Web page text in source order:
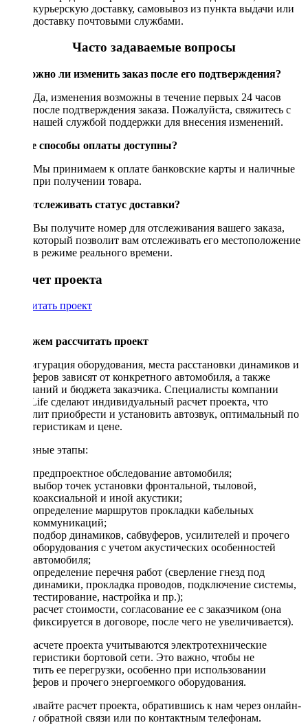
курьерскую доставку, самовывоз из пункта выдачи или
доставку почтовыми службами.
Часто задаваемые вопросы
Возможно ли изменить заказ после его подтверждения?
Да, изменения возможны в течение первых 24 часов
после подтверждения заказа. Пожалуйста, свяжитесь с
нашей службой поддержки для внесения изменений.
Какие способы оплаты доступны?
Мы принимаем к оплате банковские карты и наличные
при получении товара.
Как отслеживать статус доставки?
Вы получите номер для отслеживания вашего заказа,
который позволит вам отслеживать его местоположение
в режиме реального времени.
Рассчет проекта
Рассчитать проект
Поможем рассчитать проект
Конфигурация оборудования, места расстановки динамиков и
сабвуферов зависят от конкретного автомобиля, а также
пожеланий и бюджета заказчика. Специалисты компании
DriveLife сделают индивидуальный расчет проекта, что
позволит приобрести и установить автозвук, оптимальный по
характеристикам и цене.
Основные этапы:
предпроектное обследование автомобиля;
выбор точек установки фронтальной, тыловой,
коаксиальной и иной акустики;
определение маршрутов прокладки кабельных
коммуникаций;
подбор динамиков, сабвуферов, усилителей и прочего
оборудования с учетом акустических особенностей
автомобиля;
определение перечня работ (сверление гнезд под
динамики, прокладка проводов, подключение системы,
тестирование, настройка и пр.);
расчет стоимости, согласование ее с заказчиком (она
фиксируется в договоре, после чего не увеличивается).
При расчете проекта учитываются электротехнические
характеристики бортовой сети. Это важно, чтобы не
допустить ее перегрузки, особенно при использовании
сабвуферов и прочего энергоемкого оборудования.
Заказывайте расчет проекта, обратившись к нам через онлайн-
форму обратной связи или по контактным телефонам.